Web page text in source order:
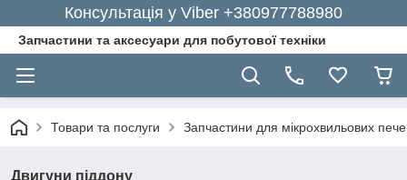
Консультація у Viber +380977788980
Запчастини та аксесуари для побутової техніки
Товари та послуги Запчастини для мікрохвильових
Двигуни піддону